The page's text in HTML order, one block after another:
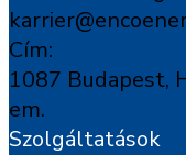
Cím:
1087 Budapest,
em.
Szolgáltatások